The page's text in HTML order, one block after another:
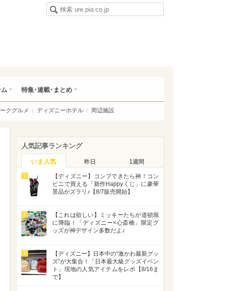
特集･連載･まとめ
クグルメ ディズニーホテル 周辺施設
人気記事ランキング
いま人気 昨日 1週間
1
【ディズニー】コンプできたら神！コン
ビニで買える「新作Happyくじ」に豪華
景品がズラリ♪【8/7販売開始】
2
【これは欲しい】ミッキーたちが道頓堀
に降臨！「ディズニー×心斎橋」限定グ
ッズが神デザイン多数だよ♪
3
【ディズニー】日本中の“激かわ最新グッ
ズ”が大集合！「日本最大級グッズイベン
ト」現地の人気アイテムをレポ【8/16ま
で】